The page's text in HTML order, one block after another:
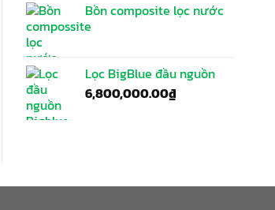
Bồn composite lọc nước
Lọc BigBlue đầu nguồn
6,800,000.00₫